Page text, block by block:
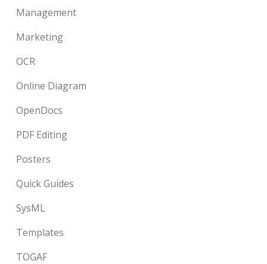
Management
Marketing
OCR
Online Diagram
OpenDocs
PDF Editing
Posters
Quick Guides
SysML
Templates
TOGAF